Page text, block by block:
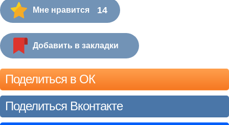
Мне нравится 14
Добавить в закладки
Поделиться в ОК
Поделиться Вконтакте